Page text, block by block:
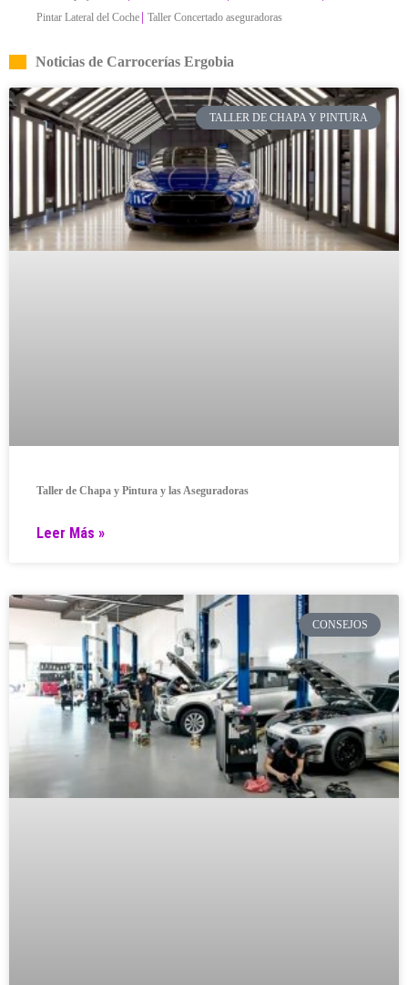
Pintar Lateral del Coche Taller Concertado aseguradoras
Noticias de Carrocerías Ergobia
TALLER DE CHAPA Y PINTURA
Taller de Chapa y Pintura y las Aseguradoras
Leer Más »
CONSEJOS